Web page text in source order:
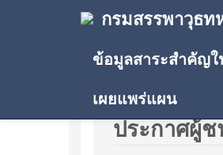
กรมสรรพาวุธท
ข้อมูลสาระสำคัญ
เผยแพร่แผน
ประกาศผู้ช